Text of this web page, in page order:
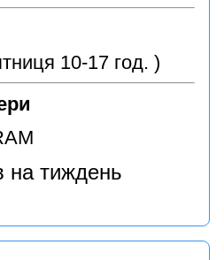
10-17 год. )
тиждень